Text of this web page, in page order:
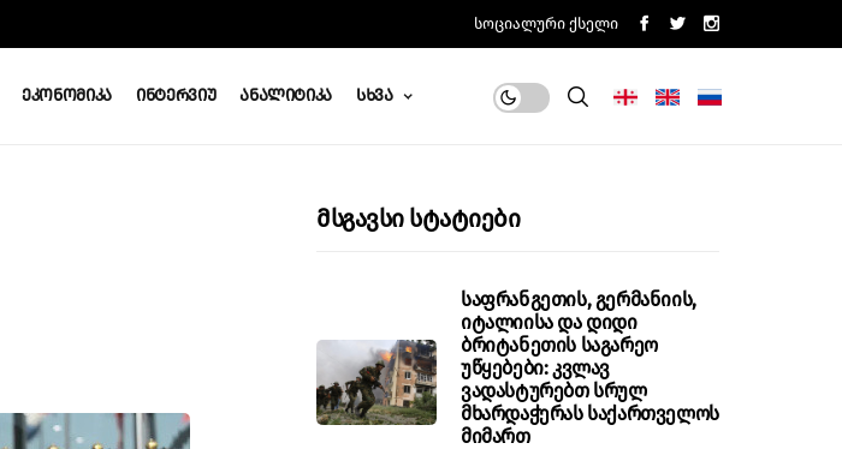
Სოციალური Ქსელი
Ეკონომიკა Ინტერვიუ Ანალიტიკა Სხვა
Მსგავსი Სტატიები
საფრანგეთის, გერმანიის,
იტალიისა და დიდი
ბრიტანეთის საგარეო
უწყებები: კვლავ
ვადასტურებთ სრულ
მხარდაჭერას საქართველოს
მიმართ